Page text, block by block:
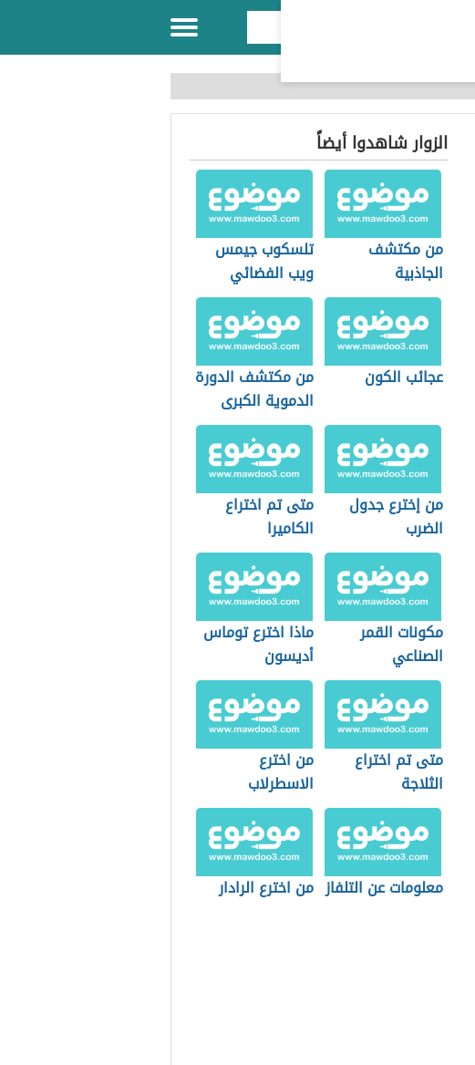
الزوار شاهدوا أيضاً
من مكتشف
الجاذبية
تلسكوب جيمس
ويب الفضائي
عجائب الكون
من مكتشف الدورة
الدموية الكبرى
من إخترع جدول
الضرب
متى تم اختراع
الكاميرا
مكونات القمر
الصناعي
ماذا اخترع توماس
أديسون
متى تم اختراع
الثلاجة
من اخترع
الاسطرلاب
معلومات عن التلفاز من اخترع الرادار